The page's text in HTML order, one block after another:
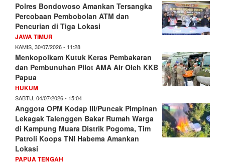
Polres Bondowoso Amankan Tersangka
Percobaan Pembobolan ATM dan
Pencurian di Tiga Lokasi
JAWA TIMUR
KAMIS, 30/07/2026 - 11:28
Menkopolkam Kutuk Keras Pembakaran
dan Pembunuhan Pilot AMA Air Oleh KKB
Papua
HUKUM
SABTU, 04/07/2026 - 15:04
Anggota OPM Kodap III/Puncak Pimpinan
Lekagak Talenggen Bakar Rumah Warga
di Kampung Muara Distrik Pogoma, Tim
Patroli Koops TNI Habema Amankan
Lokasi
PAPUA TENGAH